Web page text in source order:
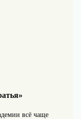
всё чаще